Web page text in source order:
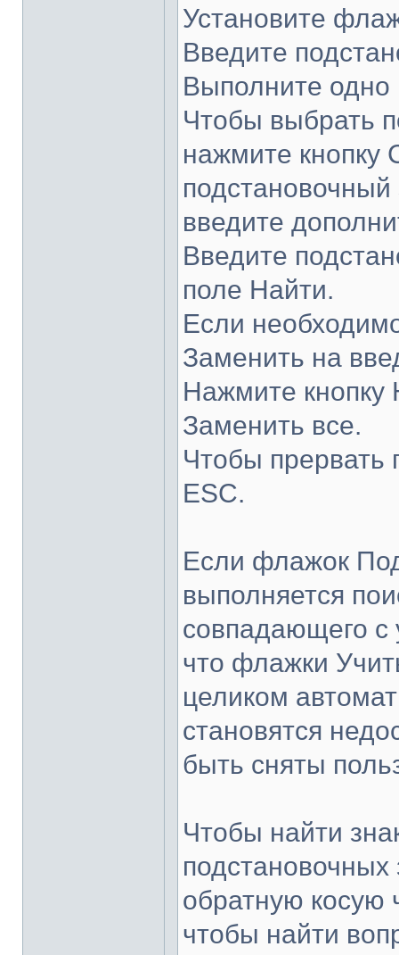
Установите
Введите
Выполните
Чтобы выбрать
нажмите кнопку
введите
Введите
поле Найти.
Если
Заменить на
Нажмите кнопку
Заменить все.
Чтобы прервать
ESC.
Если флажок
выполняется
совпадающего с
что флажки
целиком
становятся
быть сняты
Чтобы найти
обратную косую
чтобы найти